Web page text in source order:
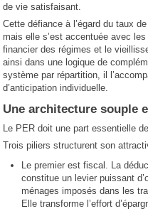
de vie satisfaisant.
Cette défiance à l’égard du taux
mais elle s’est accentuée avec
financier des régimes et le
ainsi dans une logique de
système par répartition, il
d’anticipation individuelle.
Une architecture souple
Le PER doit une part essentielle
Trois piliers structurent son
Le premier est fiscal. La
constitue un levier puissant
ménages imposés dans les
Elle transforme l’effort